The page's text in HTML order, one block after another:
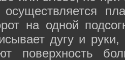
осуществляется
на одной
дугу и
поверхность